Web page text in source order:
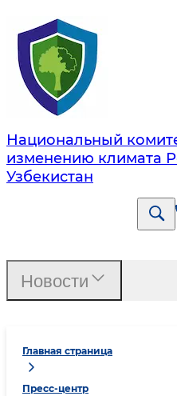
Национальный
изменению климата
Узбекистан
Главная страница
Пресс-центр
Новости